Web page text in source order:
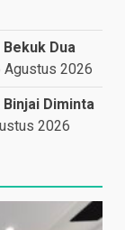
Dua
Agustus 2026
Diminta
2026